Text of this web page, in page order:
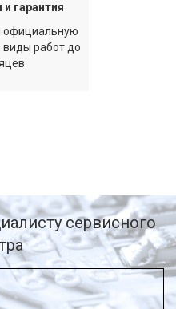
гарантия
официальную
виды работ до
сервисного